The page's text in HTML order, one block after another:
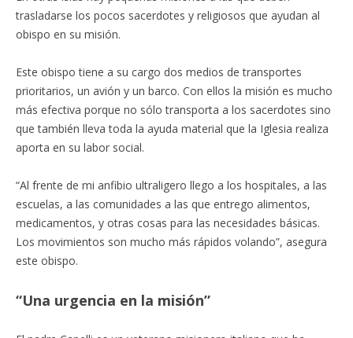
trasladarse los pocos sacerdotes y religiosos que ayudan al
obispo en su misión.
Este obispo tiene a su cargo dos medios de transportes
prioritarios, un avión y un barco. Con ellos la misión es mucho
más efectiva porque no sólo transporta a los sacerdotes sino
que también lleva toda la ayuda material que la Iglesia realiza
aporta en su labor social.
“Al frente de mi anfibio ultraligero llego a los hospitales, a las
escuelas, a las comunidades a las que entrego alimentos,
medicamentos, y otras cosas para las necesidades básicas.
Los movimientos son mucho más rápidos volando”, asegura
este obispo.
“Una urgencia en la misión”